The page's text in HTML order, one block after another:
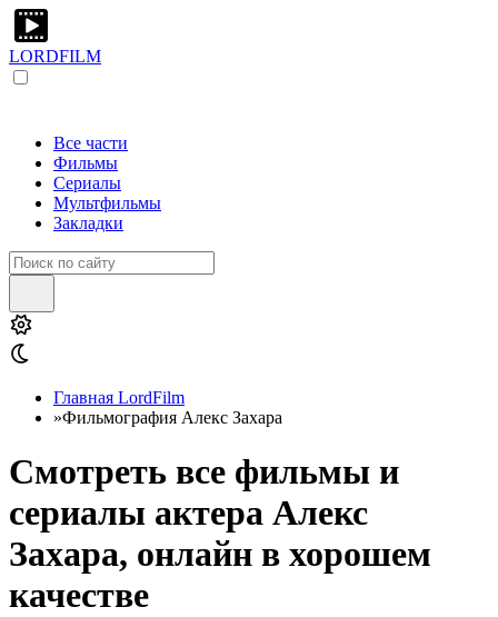
LORDFILM
Все части
Фильмы
Сериалы
Мультфильмы
Закладки
Главная LordFilm
»Фильмография Алекс Захара
Смотреть все фильмы и
сериалы актера Алекс
Захара, онлайн в хорошем
качестве